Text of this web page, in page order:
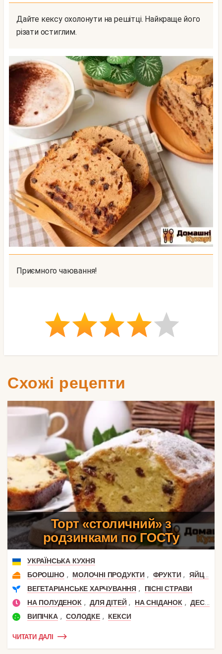
Дайте кексу охолонути на решітці. Найкраще його
різати остиглим.
Приємного чаювання!
Схожі рецепти
Торт «столичний» з
родзинками по ГОСТу
УКРАЇНСЬКА КУХНЯ
БОРОШНО , МОЛОЧНІ ПРОДУКТИ , ФРУКТИ , ЯЙЦЯ
ВЕГЕТАРІАНСЬКЕ ХАРЧУВАННЯ ,
ПІСНІ СТРАВИ
НА ПОЛУДЕНОК , ДЛЯ ДІТЕЙ , НА СНІДАНОК , ДЕСЕРТ
ВИПІЧКА , СОЛОДКЕ , КЕКСИ
ЧИТАТИ ДАЛІ